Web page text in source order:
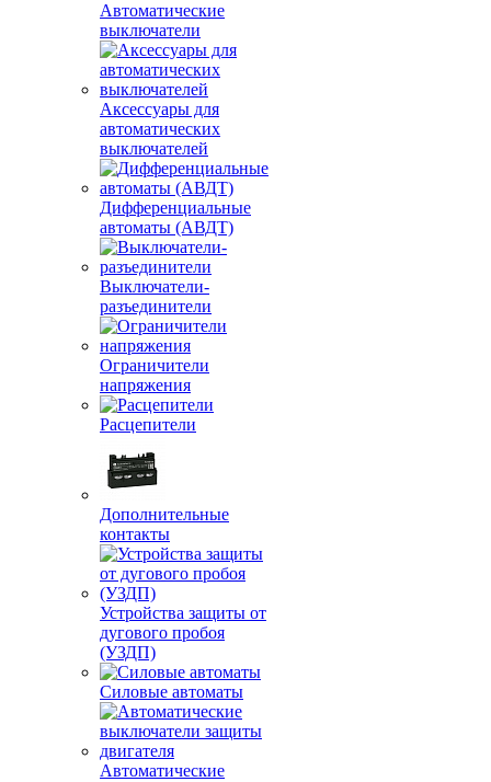
Автоматические
выключатели
Аксессуары для
автоматических
выключателей
Дифференциальные
автоматы (АВДТ)
Выключатели-
разъединители
Ограничители
напряжения
Расцепители
Дополнительные
контакты
Устройства защиты от
дугового пробоя
(УЗДП)
Силовые автоматы
Автоматические